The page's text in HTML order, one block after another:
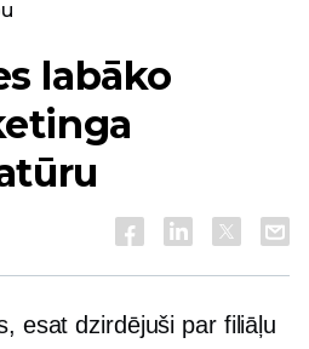
labāko
esat dzirdējuši par filiāļu